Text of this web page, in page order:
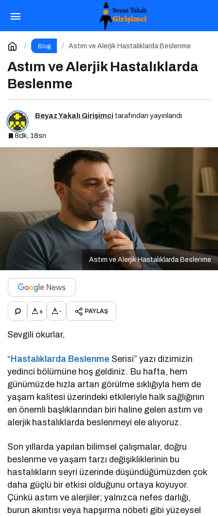
Blog Astım ve Alerjik Hastalıklarda Beslenme
Astım ve Alerjik Hastalıklarda
Beslenme
Beyaz Yakalı Girişimci tarafından yayınlandı
8dk, 18sn
Astım ve Alerjik Hastalıklarda Beslenme
+ - PAYLAŞ
Sevgili okurlar,
“ Hastalıklarda Beslenme Serisi” yazı dizimizin
yedinci bölümüne hoş geldiniz. Bu hafta, hem
günümüzde hızla artan görülme sıklığıyla hem de
yaşam kalitesi üzerindeki etkileriyle halk sağlığının
en önemli başlıklarından biri haline gelen astım ve
alerjik hastalıklarda beslenmeyi ele alıyoruz.
Son yıllarda yapılan bilimsel çalışmalar, doğru
beslenme ve yaşam tarzı değişikliklerinin bu
hastalıkların seyri üzerinde düşündüğümüzden çok
daha güçlü bir etkisi olduğunu ortaya koyuyor.
Çünkü astım ve alerjiler; yalnızca nefes darlığı,
burun akıntısı veya hapşırma nöbeti gibi yüzeysel
Aktif Yaşlanma Nedir? Yaşlılıkta Yaşam
Kalitesini Artırmanın Altın Kuralları
Yorum Yap